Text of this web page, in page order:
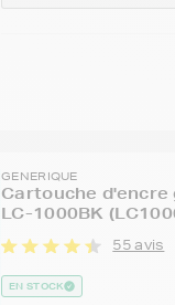
GENERIQUE
Cartouche d'encre
LC-1000BK
55 avis
EN STOCK